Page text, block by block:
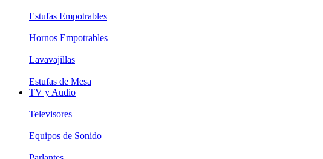
Estufas Empotrables
Hornos Empotrables
Lavavajillas
Estufas de Mesa
TV y Audio
Televisores
Equipos de Sonido